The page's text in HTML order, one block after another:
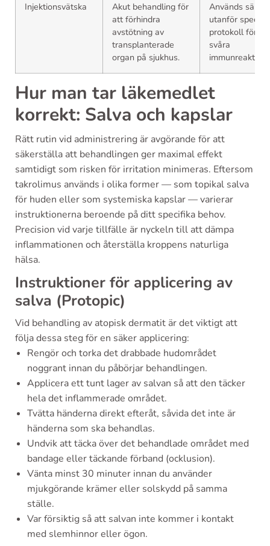
Injektionsvätska
Akut behandling för
att förhindra
avstötning av
transplanterade
organ på sjukhus.
Används sällan
utanför
protokoll för
svåra
Hur man tar läkemedlet
korrekt: Salva och kapslar
Rätt rutin vid administrering är avgörande för att
säkerställa att behandlingen ger maximal effekt
samtidigt som risken för irritation minimeras. Eftersom
takrolimus används i olika former — som topikal salva
för huden eller som systemiska kapslar — varierar
instruktionerna beroende på ditt specifika behov.
Precision vid varje tillfälle är nyckeln till att dämpa
inflammationen och återställa kroppens naturliga
hälsa.
Instruktioner för applicering av
salva (Protopic)
Vid behandling av atopisk dermatit är det viktigt att
följa dessa steg för en säker applicering:
Rengör och torka det drabbade hudområdet
noggrant innan du påbörjar behandlingen.
Applicera ett tunt lager av salvan så att den täcker
hela det inflammerade området.
Tvätta händerna direkt efteråt, såvida det inte är
händerna som ska behandlas.
Undvik att täcka över det behandlade området med
bandage eller täckande förband (ocklusion).
Vänta minst 30 minuter innan du använder
mjukgörande krämer eller solskydd på samma
ställe.
Var försiktig så att salvan inte kommer i kontakt
med slemhinnor eller ögon.